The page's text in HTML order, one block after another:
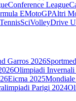
Conference League
EMotoGPAltri
TennisSciVolleyDrive
Garros 2026
Olimpiadi
Eicma 2025
Parigi 2024